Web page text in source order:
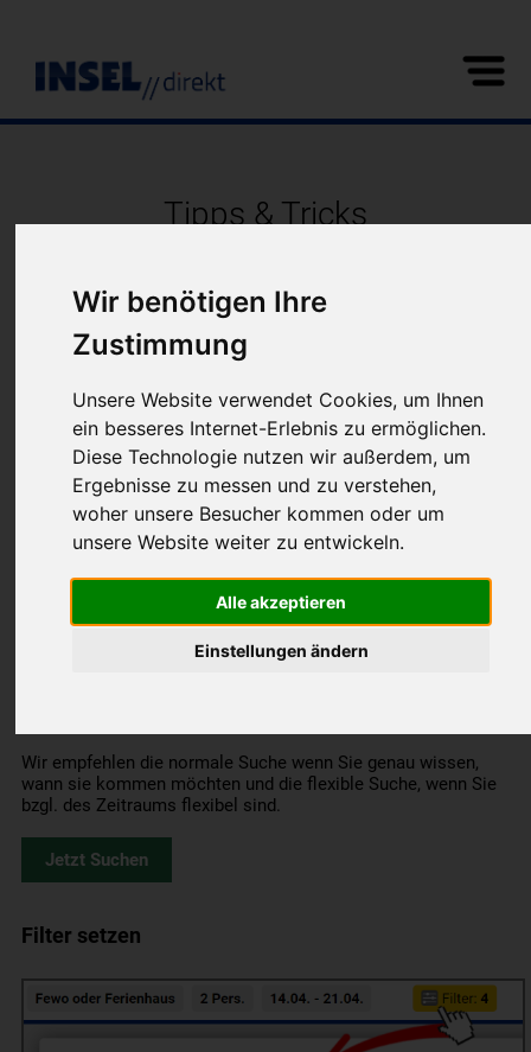
Wir benötigen Ihre
Zustimmung
Unsere Website verwendet Cookies, um Ihnen
ein besseres Internet-Erlebnis zu ermöglichen.
Diese Technologie nutzen wir außerdem, um
Ergebnisse zu messen und zu verstehen,
woher unsere Besucher kommen oder um
unsere Website weiter zu entwickeln.
Alle akzeptieren
Einstellungen ändern
Tipps & Tricks
genau im Suchzeitraum verfügbar sind.
möglichen Zeitraum und die darin gewünschte
Wir empfehlen die normale Suche wenn Sie genau wissen,
wann sie kommen möchten und die flexible Suche, wenn Sie
bzgl. des Zeitraums flexibel sind.
Jetzt Suchen
Filter setzen